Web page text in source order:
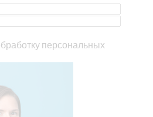
персональных